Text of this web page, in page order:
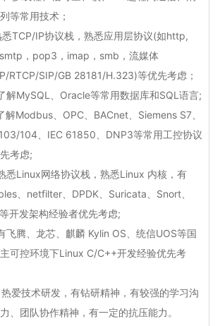
等常用技术；
TCP/IP协议栈，熟悉应用层协议(如http,
，pop3，imap，smb，流媒体
RTCP/SIP/GB 28181/H.323)等优先考虑；
解MySQL、Oracle等常用数据库和SQL语言;
解Modbus、OPC、BACnet、Siemens S7、
104、IEC 61850、DNP3等常用工控协议
考虑;
悉Linux网络协议栈，熟悉Linux 内核，有
、netfilter、DPDK、Suricata、Snort、
开发架构经验者优先考虑;
飞腾、龙芯、麒麟 Kylin OS、统信UOS等国
可控环境下Linux C/C++开发经验优先考
爱技术研发，有钻研精神，有较强的学习沟
、团队协作精神，有一定的抗压能力。